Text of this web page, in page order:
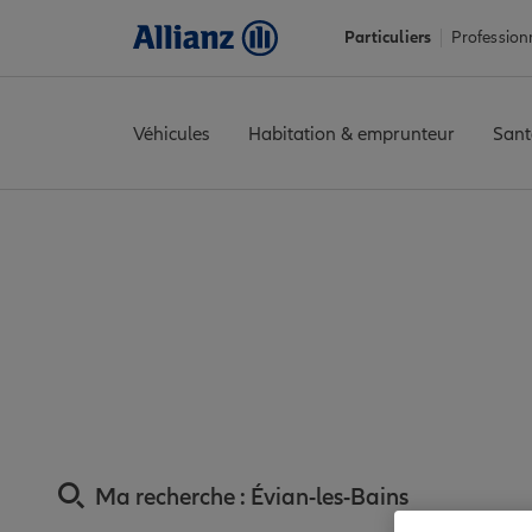
Particuliers
Véhicules Habitation & emprunteur
Ma recherche : Évian-les-Bains